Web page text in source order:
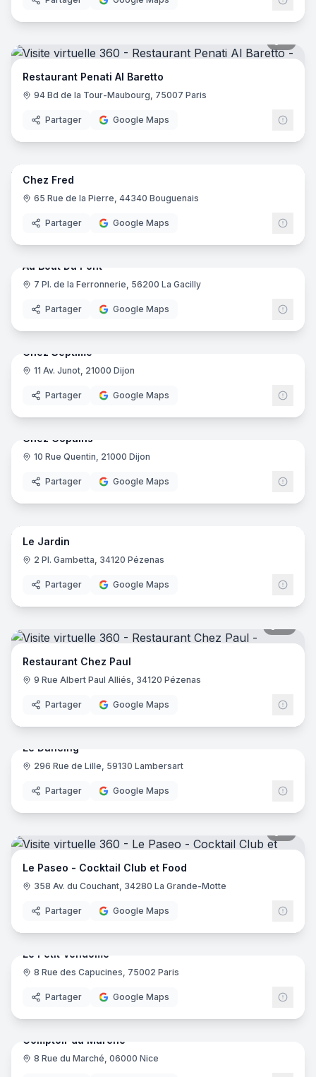
Restaurant Penati Al Baretto
94 Bd de la Tour-Maubourg, 75007 Paris
Partager Google Maps
10
Chez Fred
65 Rue de la Pierre, 44340 Bouguenais
Partager Google Maps
15
Au Bout Du Pont
7 Pl. de la Ferronnerie, 56200 La Gacilly
Partager Google Maps
Chez Septime
11 Av. Junot, 21000 Dijon
Partager Google Maps
Chez Copains
10 Rue Quentin, 21000 Dijon
Partager Google Maps
4
Le Jardin
2 Pl. Gambetta, 34120 Pézenas
Partager Google Maps
Restaurant Chez Paul
9 Rue Albert Paul Alliés, 34120 Pézenas
Partager Google Maps
16
Le Dancing
296 Rue de Lille, 59130 Lambersart
Partager Google Maps
Le Paseo - Cocktail Club et Food
358 Av. du Couchant, 34280 La Grande-Motte
Partager Google Maps
Le Petit Vendôme
8 Rue des Capucines, 75002 Paris
Partager Google Maps
10
Comptoir du Marché
8 Rue du Marché, 06000 Nice